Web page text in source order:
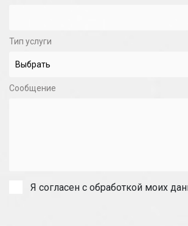
Тип услуги
Сообщение
Я согласен с обработкой моих